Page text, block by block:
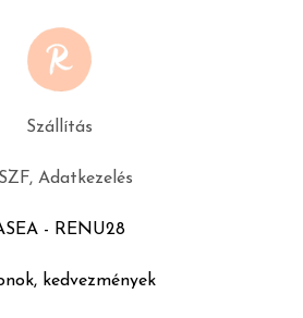
Szállítás
Adatkezelés
- RENU28
kedvezmények